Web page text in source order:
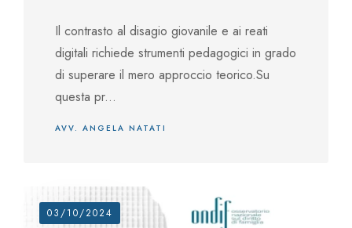
Il contrasto al disagio giovanile e ai reati
digitali richiede strumenti pedagogici in grado
di superare il mero approccio teorico.Su
questa pr...
AVV. ANGELA NATATI
03/10/2024